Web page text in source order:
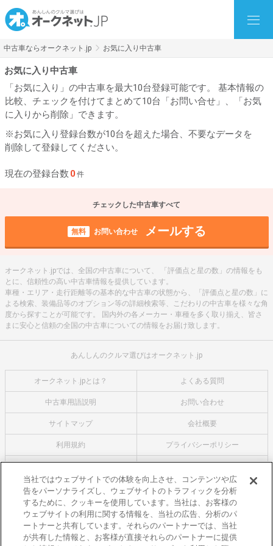
中古車ならオークネット.jp お気に入り中古車
お気に入り中古車
「お気に入り」の中古車を最大10台登録可能です。 基本情報の
比較、チェックを付けてまとめて10台「お問い合せ」、「お気
に入りから削除」できます。
※お気に入り登録台数が10台を超えた場合、不要なデータを
削除して登録してください。
現在の登録台数 0 件
チェックした中古車すべて
無料 お問い合わせ メールする
オークネット.jpでは、全国の中古車について、 「評価点と星の数」の情報をも
とに、信頼性の高い中古車情報を提供しています。
車種・エリア・走行距離等の基本的な中古車の状態から、「評価点と星の数」に
よる検索、装備品等のオプション等の詳細検索等、こだわりの中古車を様々な角
度から探すことが可能です。 国内外の各メーカー・車種を多く取り揃え、皆さ
まに安心と信頼の全国の中古車についての情報をお届け致します。
あんしんのクルマ選びはオークネット.jp
オークネット.jpとは？ よくある質問
中古車用語説明 お問い合わせ
サイトマップ 会社概要
利用規約 プライバシーポリシー
オークネットのその他のサービス
バイク関連サービス
中古バイクを探すならバイクの窓口
レンタルバイクに乗るならモトオークレンタルバイク
当社ではウェブサイトでの体験を向上させ、コンテンツや広
告をパーソナライズし、ウェブサイトのトラフィックを分析
するために、クッキーを使用しています。当社は、お客様の
ウェブサイトの利用に関する情報を、当社の広告、分析のパ
ートナーと共有しています。それらのパートナーでは、当社
が共有した情報と、お客様が直接それらのパートナーに提供